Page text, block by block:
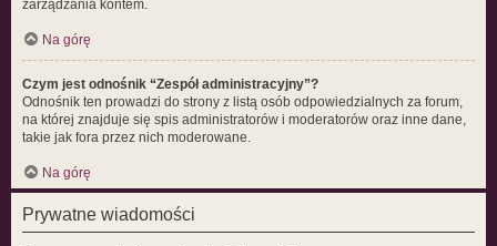
zarządzania kontem.
Na górę
Czym jest odnośnik “Zespół administracyjny”?
Odnośnik ten prowadzi do strony z listą osób odpowiedzialnych za forum,
na której znajduje się spis administratorów i moderatorów oraz inne dane,
takie jak fora przez nich moderowane.
Na górę
Prywatne wiadomości